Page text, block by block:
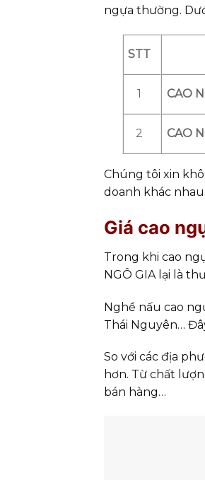
ngựa thường.
STT
1 CAO
2 CAO
Chúng tôi xin
doanh khác
Giá cao
Trong khi cao
NGÔ GIA lại là
Nghề nấu cao
Thái Nguyên…
So với các địa
hơn. Từ chất
bán hàng…